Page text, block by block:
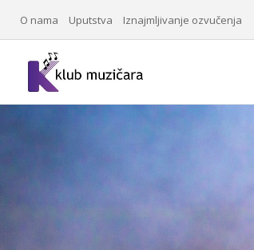
O nama Uputstva Iznajmljivanje ozvučenja